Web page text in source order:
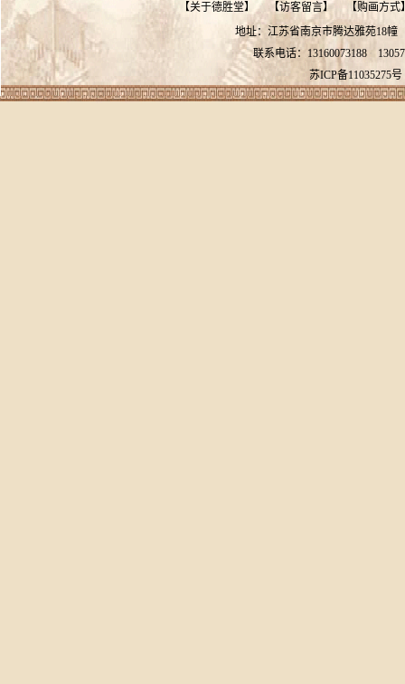
【关于德胜堂】 【访客留言】 【购画方式
地址：江苏省南京市腾达雅苑
联系电话：13160073188
苏ICP备11035275号